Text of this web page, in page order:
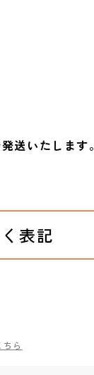
送いたします。
表記
ちら